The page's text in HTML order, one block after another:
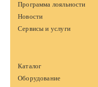
Программа лояльности
Новости
Сервисы и услуги
Каталог
Оборудование